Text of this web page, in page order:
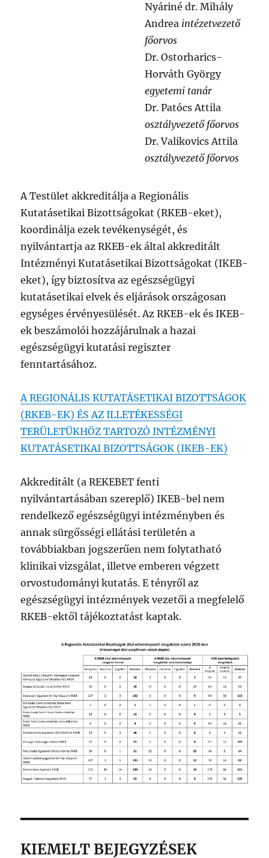
Nyáriné dr. Mihály
Andrea intézetvezető
főorvos
Dr. Ostorharics-
Horváth György
egyetemi tanár
Dr. Patócs Attila
osztályvezető főorvos
Dr. Valikovics Attila
osztályvezető főorvos
A Testület akkreditálja a Regionális
Kutatásetikai Bizottságokat (RKEB-eket),
koordinálja ezek tevékenységét, és
nyilvántartja az RKEB-ek által akkreditált
Intézményi Kutatásetikai Bizottságokat (IKEB-
eket), így biztosítva az egészségügyi
kutatásetikai elvek és eljárások országosan
egységes érvényesülését. Az RKEB-ek és IKEB-
ek beszámolói hozzájárulnak a hazai
egészségügyi kutatási regiszter
fenntartásához.
A REGIONÁLIS KUTATÁSETIKAI BIZOTTSÁGOK
(RKEB-EK) ÉS AZ ILLETÉKESSÉGI
TERÜLETÜKHÖZ TARTOZÓ INTÉZMÉNYI
KUTATÁSETIKAI BIZOTTSÁGOK (IKEB-EK)
Akkreditált (a REKEBET fenti
nyilvántartásában szereplő) IKEB-bel nem
rendelkező egészségügyi intézményben és
annak sürgősségi ellátási területén a
továbbiakban jogszerűen nem folytatható
klinikai vizsgálat, illetve emberen végzett
orvostudományi kutatás. E tényről az
egészségügyi intézmények vezetői a megfelelő
RKEB-ektől tájékoztatást kaptak.
KIEMELT BEJEGYZÉSEK